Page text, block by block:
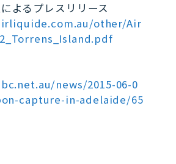
よるプレスリリース
other/Air
news/2015-06-0
capture-in-adelaide/65